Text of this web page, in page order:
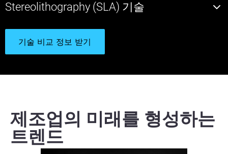
Stereolithography (SLA) 기술
기술 비교 정보 받기
제조업의 미래를 형성하는
트렌드